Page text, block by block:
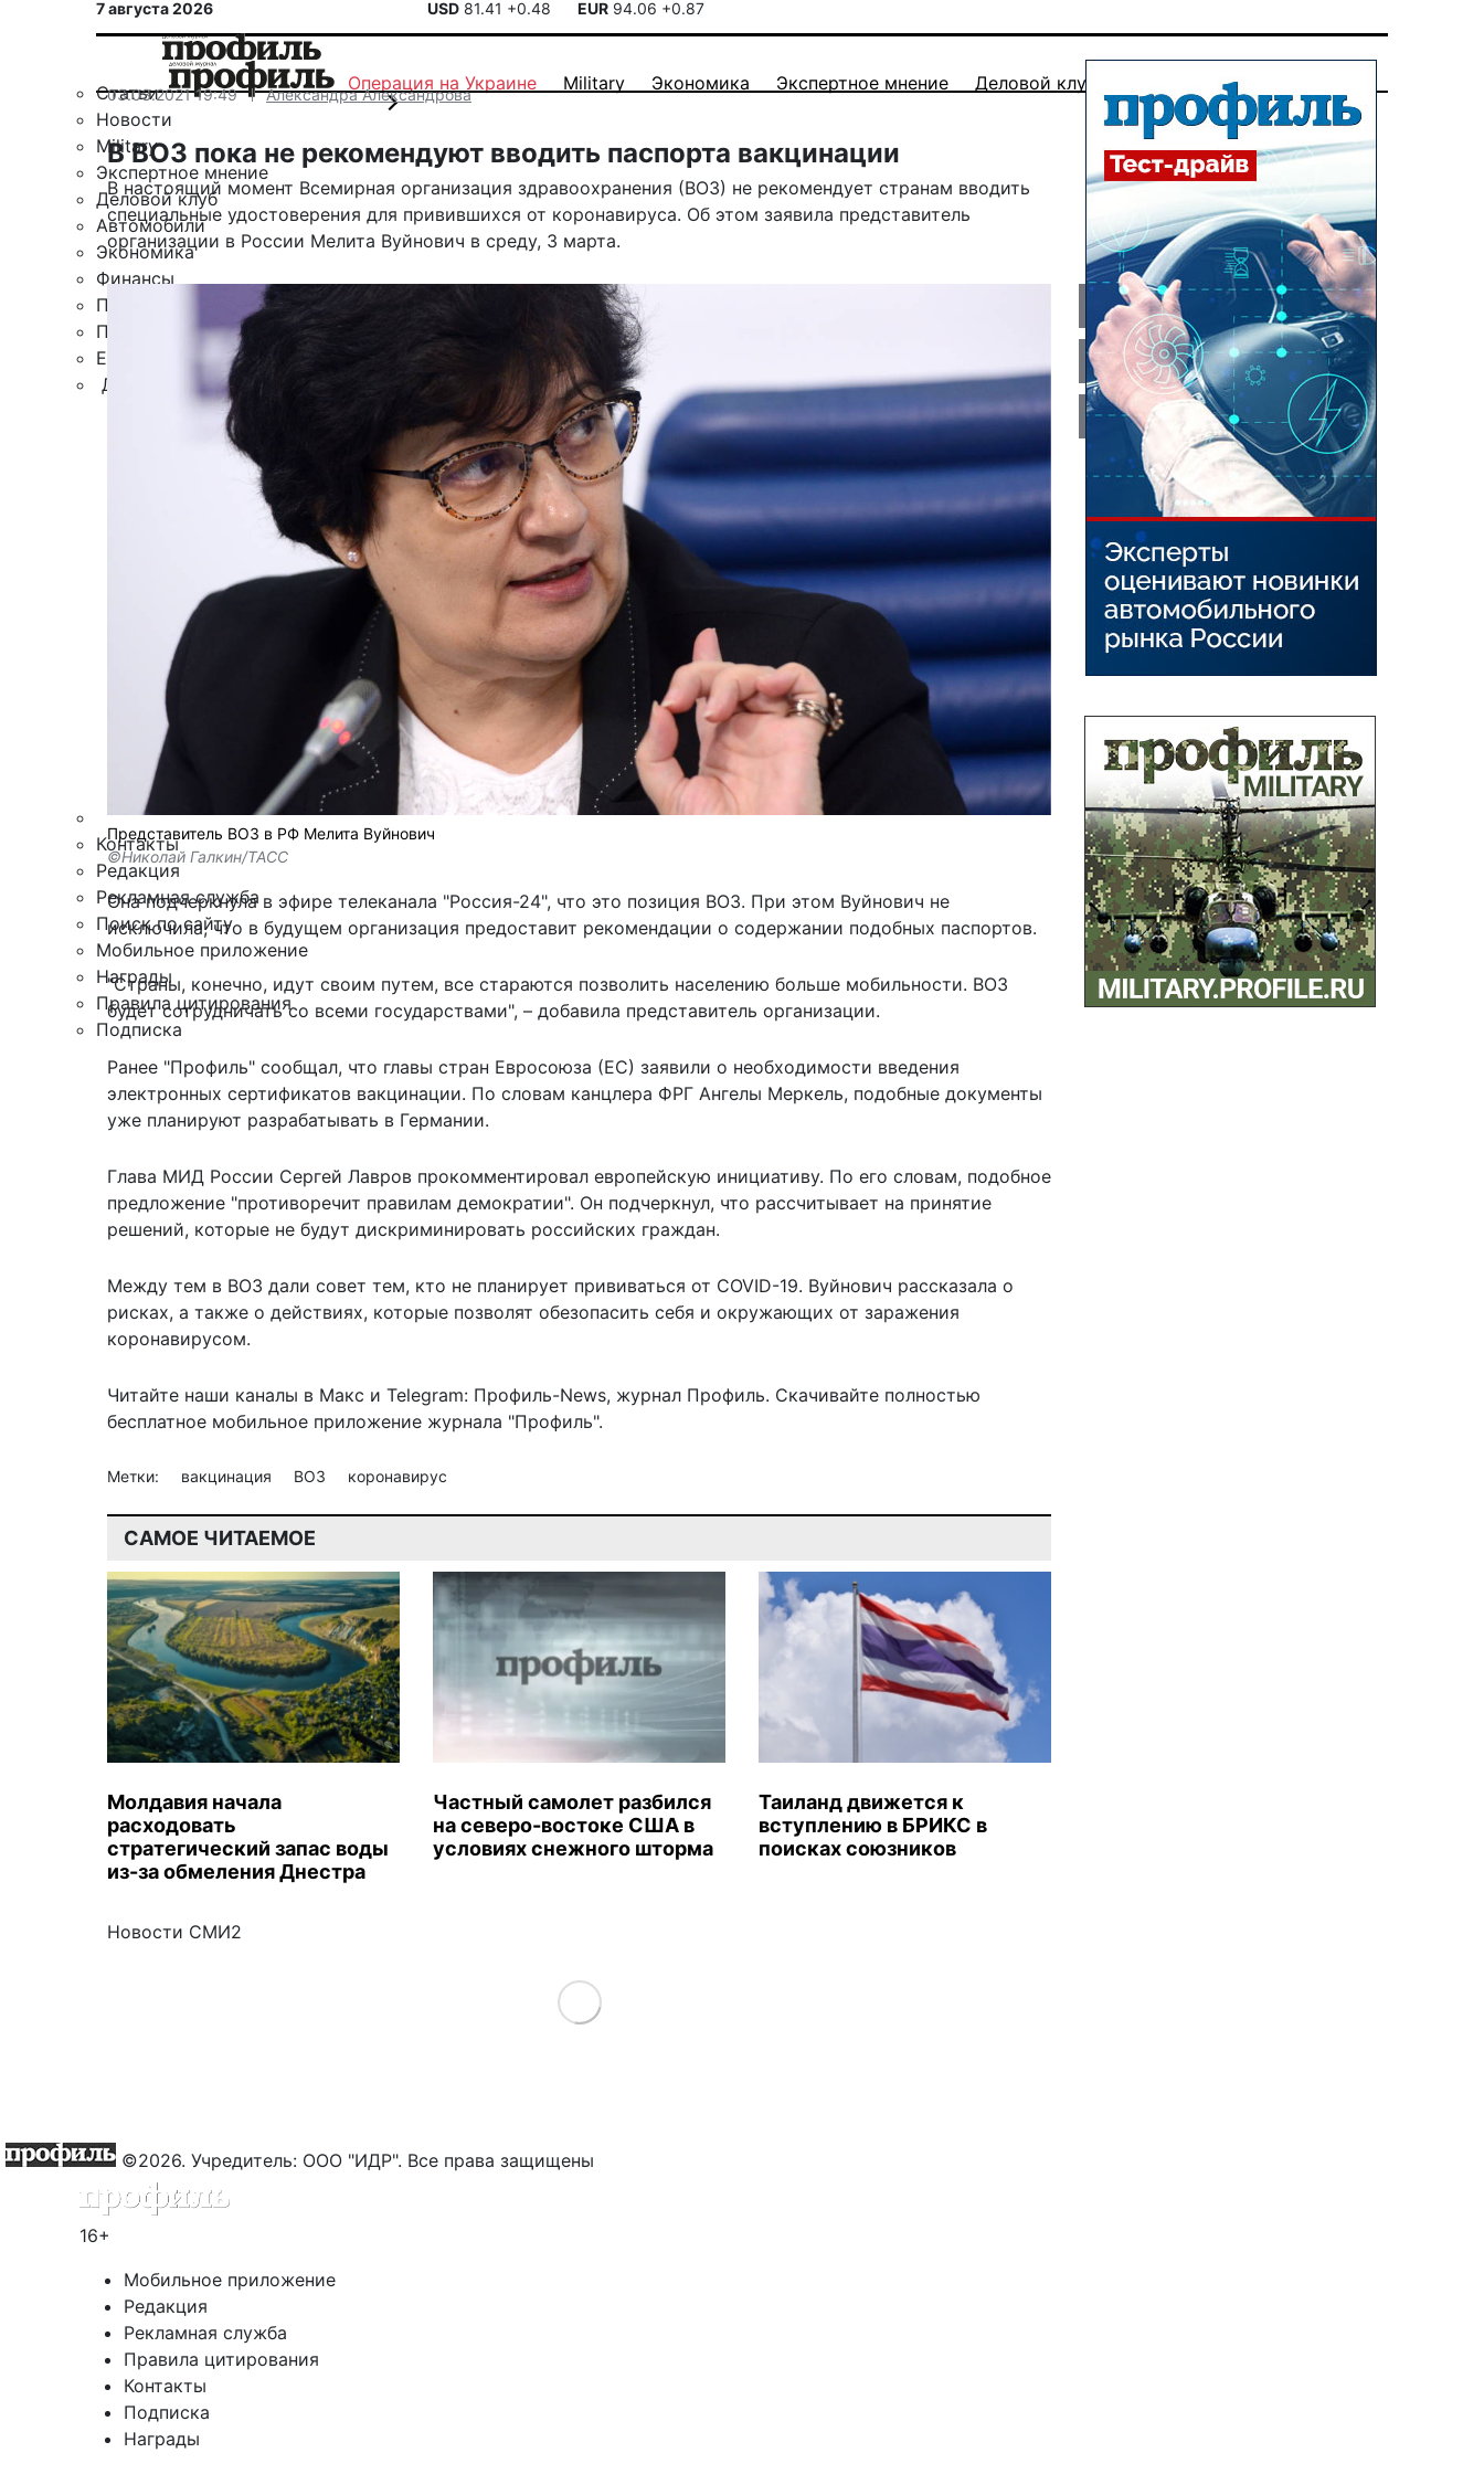
7 августа 2026 USD 81.41 +0.48 EUR 94.06 +0.87
Статьи
Новости
Military
Экспертное мнение
Деловой клуб
Автомобили
Экономика
Финансы
Политика
Путешествия
ЕАЭС
Другие рубрики
Спецпроект «Юрий Мамлеев»
Календарь событий
Наука и Технологии
Общество
Спорт
Здоровье
Происшествия
Дайджесты
Стиль жизни
Новости партнеров
Интересное
Контакты
Редакция
Рекламная служба
Поиск по сайту
Мобильное приложение
Награды
Правила цитирования
Подписка
Операция на Украине Military Экономика Экспертное мнение Деловой клуб
03.03.2021 19:49 Александра Александрова
В ВОЗ пока не рекомендуют вводить паспорта вакцинации
В настоящий момент Всемирная организация здравоохранения (ВОЗ) не рекомендует странам вводить
специальные удостоверения для привившихся от коронавируса. Об этом заявила представитель
организации в России Мелита Вуйнович в среду, 3 марта.
Представитель ВОЗ в РФ Мелита Вуйнович
©Николай Галкин/ТАСС
Она подчеркнула в эфире телеканала "Россия-24", что это позиция ВОЗ. При этом Вуйнович не
исключила, что в будущем организация предоставит рекомендации о содержании подобных паспортов.
"Страны, конечно, идут своим путем, все стараются позволить населению больше мобильности. ВОЗ
будет сотрудничать со всеми государствами", – добавила представитель организации.
Ранее "Профиль" сообщал, что главы стран Евросоюза (ЕС) заявили о необходимости введения
электронных сертификатов вакцинации. По словам канцлера ФРГ Ангелы Меркель, подобные документы
уже планируют разрабатывать в Германии.
Глава МИД России Сергей Лавров прокомментировал европейскую инициативу. По его словам, подобное
предложение "противоречит правилам демократии". Он подчеркнул, что рассчитывает на принятие
решений, которые не будут дискриминировать российских граждан.
Между тем в ВОЗ дали совет тем, кто не планирует прививаться от COVID-19. Вуйнович рассказала о
рисках, а также о действиях, которые позволят обезопасить себя и окружающих от заражения
коронавирусом.
Читайте наши каналы в Макс и Telegram: Профиль-News, журнал Профиль. Скачивайте полностью
бесплатное мобильное приложение журнала "Профиль".
Метки: вакцинация ВОЗ коронавирус
САМОЕ ЧИТАЕМОЕ
Молдавия начала
расходовать
стратегический запас воды
из-за обмеления Днестра
Частный самолет разбился
на северо-востоке США в
условиях снежного шторма
Таиланд движется к
вступлению в БРИКС в
поисках союзников
Новости СМИ2
Load More
©2026. Учредитель: ООО "ИДР". Все права защищены
16+
Мобильное приложение
Редакция
Рекламная служба
Правила цитирования
Контакты
Подписка
Награды